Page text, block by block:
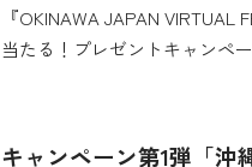
『OKINAWA JAPAN
当たる！プレゼントキャンペ
キャンペーン第1弾「沖